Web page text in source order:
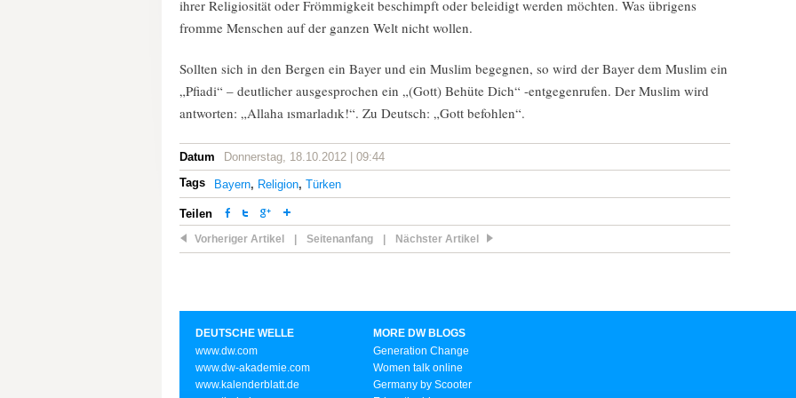
ihrer Religiosität oder Frömmigkeit beschimpft oder beleidigt werden möchten. Was übrigens
fromme Menschen auf der ganzen Welt nicht wollen.
Sollten sich in den Bergen ein Bayer und ein Muslim begegnen, so wird der Bayer dem Muslim ein
„Pfiadi“ – deutlicher ausgesprochen ein „(Gott) Behüte Dich“ -entgegenrufen. Der Muslim wird
antworten: „Allaha ısmarladık!“. Zu Deutsch: „Gott befohlen“.
Datum
Donnerstag, 18.10.2012 | 09:44
Tags
Bayern, Religion, Türken
Teilen
Vorheriger Artikel Seitenanfang Nächster Artikel
DEUTSCHE WELLE
www.dw.com
www.dw-akademie.com
www.kalenderblatt.de
MORE DW BLOGS
Generation Change
Women talk online
Germany by Scooter